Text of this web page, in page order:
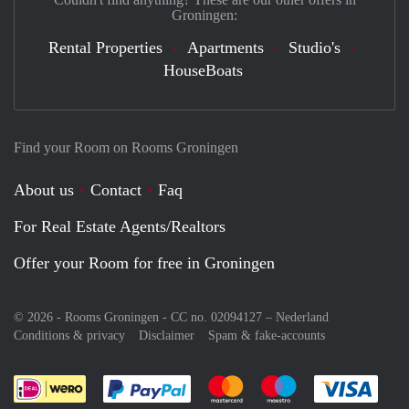
Find your Room on Rooms Groningen
About us Contact
Faq
For Real Estate Agents/Realtors
Offer your Room for free in Groningen
© 2026 - Rooms Groningen - CC no. 02094127 – Nederland
Conditions & privacy
Disclaimer Spam & fake-accounts
Pay easily with :payment method
Pay easily with :payment
Pay easily with
Groningen:
Rental Properties Apartments
Studio's
HouseBoats